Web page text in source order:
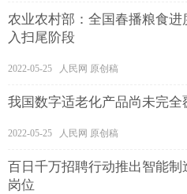
农业农村部：全国春播粮食
入扫尾阶段
2022-05-25 人民网 原创稿
我国数字适老化产品尚未完
2022-05-25 人民网 原创稿
百日千万招聘行动推出智能制
岗位